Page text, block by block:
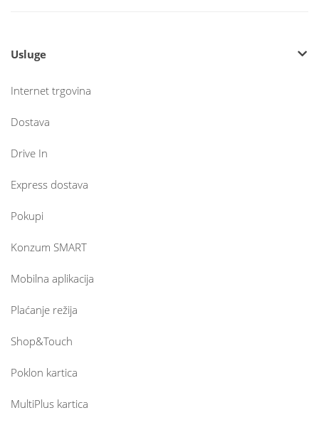
Usluge
Internet trgovina
Dostava
Drive In
Express dostava
Pokupi
Konzum SMART
Mobilna aplikacija
Plaćanje režija
Shop&Touch
Poklon kartica
MultiPlus kartica